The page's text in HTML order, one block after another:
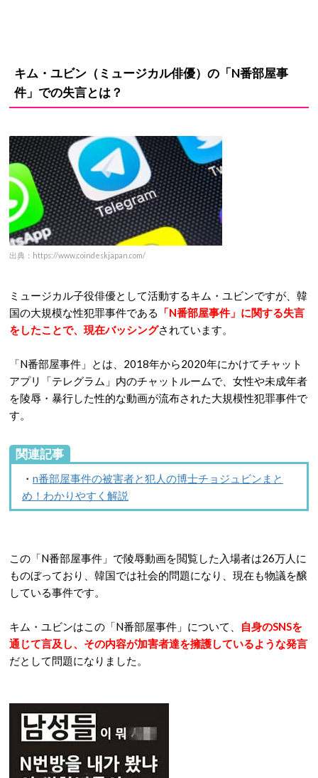
キム・ユビン（ミュージカル俳優）の「N番部屋事
件」での失言とは？
出典：https://www.coindeskjapan.com/
ミュージカル子役俳優として活動するキム・ユビンですが、韓
国の大規模な性犯罪事件である
「N番部屋事件」に関する失言
をしたことで、現在バッシングされています。
「N番部屋事件」とは、2018年から2020年にかけてチャット
アプリ「テレグラム」内のチャットルームで、女性や未成年者
を陵辱・暴行した性的な動画が流布された大規模性犯罪事件で
す。
関連記事
・ n番部屋事件の被害者と犯人の博士チョジュビンまと
め！わかりやすく解説
この「N番部屋事件」で陵辱動画を閲覧した入場者は26万人に
ものぼっており、韓国では社会的問題になり、現在も物議を醸
している事件です。
キム・ユビンはこの「N番部屋事件」について、
自身のSNSを
通じて言及し、その内容が加害者達を擁護しているような発言
だとして問題になりました。